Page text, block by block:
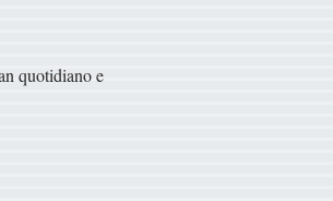
quotidiano e